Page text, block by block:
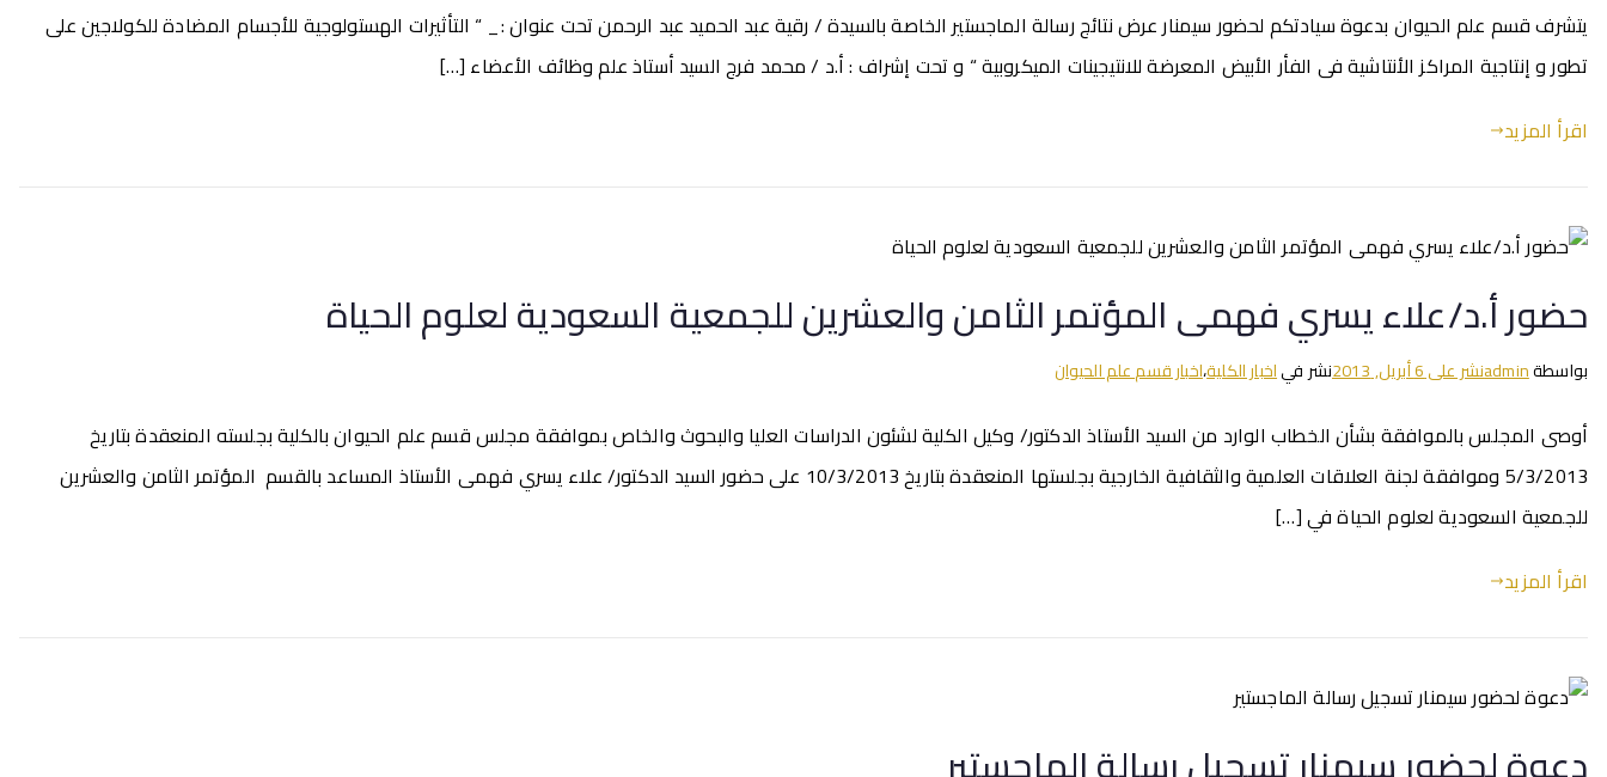
يتشرف قسم علم الحيوان بدعوة سيادتكم لحضور سيمنار عرض نتائج رسالة الماجستير الخاصة بالسيدة / رقية عبد الحميد عبد الرحمن تحت عنوان :_ “ التأثيرات الهستولوجية للأجسام المضادة للكولاجين على
تطور و إنتاجية المراكز الأنتاشية فى الفأر الأبيض المعرضة للانتيجينات الميكروبية “ و تحت إشراف : أ.د / محمد فرج السيد أستاذ علم وظائف الأعضاء […]
اقرأ المزيد
حضور أ.د/علاء يسري فهمى المؤتمر الثامن والعشرين للجمعية السعودية لعلوم الحياة
بواسطةadminنشر على6 أبريل, 2013 نشر فياخبار الكلية،اخبار قسم علم الحيوان
أوصى المجلس بالموافقة بشأن الخطاب الوارد من السيد الأستاذ الدكتور/ وكيل الكلية لشئون الدراسات العليا والبحوث والخاص بموافقة مجلس قسم علم الحيوان بالكلية بجلسته المنعقدة بتاريخ
5/3/2013 وموافقة لجنة العلاقات العلمية والثقافية الخارجية بجلستها المنعقدة بتاريخ 10/3/2013 على حضور السيد الدكتور/ علاء يسري فهمى الأستاذ المساعد بالقسم المؤتمر الثامن والعشرين
للجمعية السعودية لعلوم الحياة في […]
اقرأ المزيد